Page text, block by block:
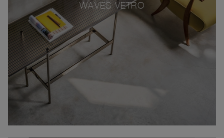
WAVES VETRO